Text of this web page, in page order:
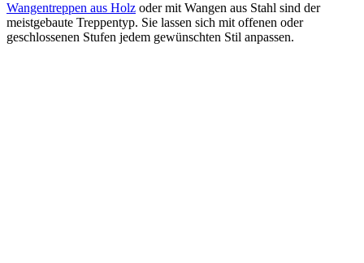
Wangentreppen aus Holz oder mit Wangen aus Stahl sind der
meistgebaute Treppentyp. Sie lassen sich mit offenen oder
geschlossenen Stufen jedem gewünschten Stil anpassen.